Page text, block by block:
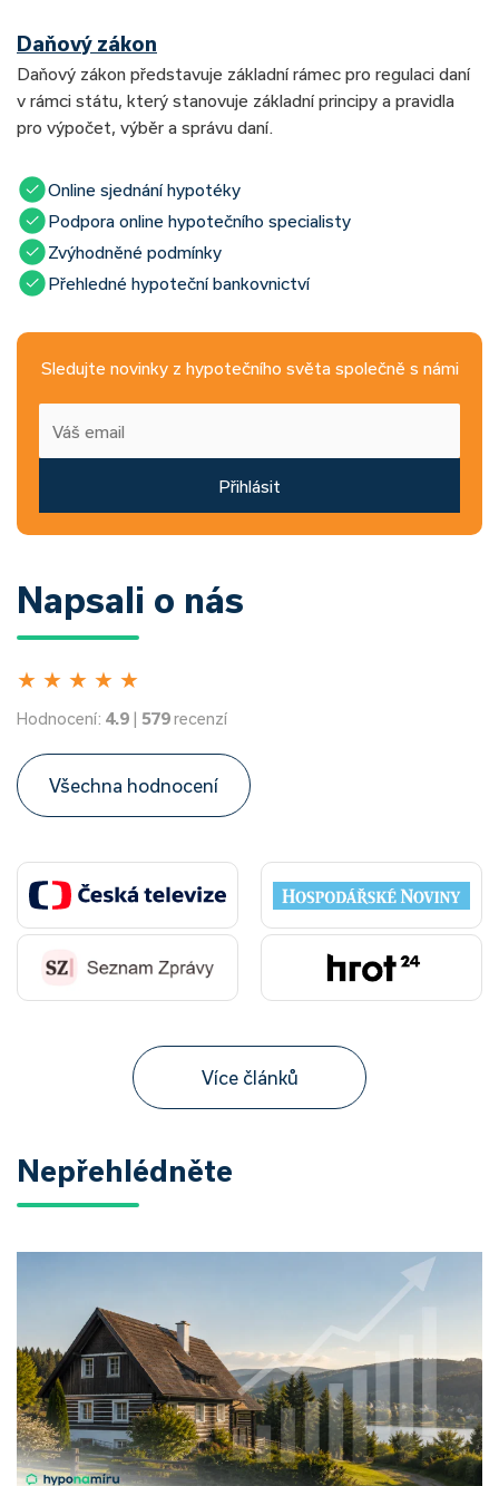
Daňový zákon
Daňový zákon představuje základní rámec pro regulaci daní
v rámci státu, který stanovuje základní principy a pravidla
pro výpočet, výběr a správu daní.
Online sjednání hypotéky
Podpora online hypotečního specialisty
Zvýhodněné podmínky
Přehledné hypoteční bankovnictví
Sledujte novinky z hypotečního světa společně s námi
Přihlásit
Napsali o nás
★ ★ ★ ★ ★
Hodnocení: 4.9 | 579recenzí
Všechna hodnocení
Více článků
Nepřehlédněte